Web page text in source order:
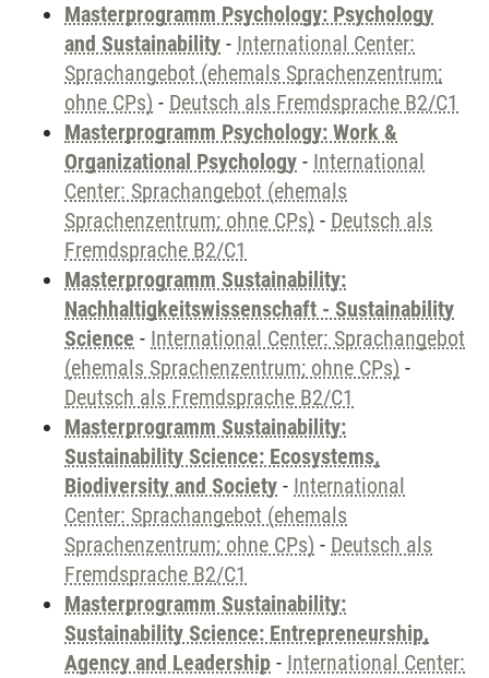
Masterprogramm Psychology: Psychology
and Sustainability - International Center:
Sprachangebot (ehemals Sprachenzentrum;
ohne CPs) - Deutsch als Fremdsprache B2/C1
Masterprogramm Psychology: Work &
Organizational Psychology - International
Center: Sprachangebot (ehemals
Sprachenzentrum; ohne CPs) - Deutsch als
Fremdsprache B2/C1
Masterprogramm Sustainability:
Nachhaltigkeitswissenschaft - Sustainability
Science - International Center: Sprachangebot
(ehemals Sprachenzentrum; ohne CPs) -
Deutsch als Fremdsprache B2/C1
Masterprogramm Sustainability:
Sustainability Science: Ecosystems,
Biodiversity and Society - International
Center: Sprachangebot (ehemals
Sprachenzentrum; ohne CPs) - Deutsch als
Fremdsprache B2/C1
Masterprogramm Sustainability:
Sustainability Science: Entrepreneurship,
Agency and Leadership - International Center: